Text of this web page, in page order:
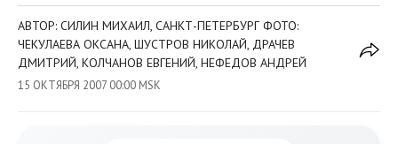
АВТОР: СИЛИН МИХАИЛ, САНКТ-ПЕТЕРБУРГ ФОТО:
ЧЕКУЛАЕВА ОКСАНА, ШУСТРОВ НИКОЛАЙ, ДРАЧЕВ
ДМИТРИЙ, КОЛЧАНОВ ЕВГЕНИЙ, НЕФЕДОВ АНДРЕЙ
15 ОКТЯБРЯ 2007 00:00 MSK